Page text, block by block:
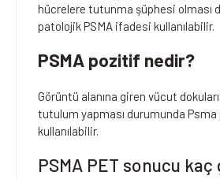
hücrelere tutunma şüphesi olması
patolojik PSMA ifadesi kullanılabilir.
PSMA pozitif nedir?
Görüntü alanına giren vücut
tutulum yapması durumunda
kullanılabilir.
PSMA PET sonucu kaç